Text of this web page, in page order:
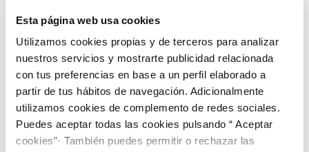
Esta página web usa cookies
Utilizamos cookies propias y de terceros para analizar
nuestros servicios y mostrarte publicidad relacionada
con tus preferencias en base a un perfil elaborado a
partir de tus hábitos de navegación. Adicionalmente
utilizamos cookies de complemento de redes sociales.
Puedes aceptar todas las cookies pulsando “ Aceptar
cookies”· También puedes permitir o rechazar las
21 MAR 2019
Jóvenes de San Javier aprenden a valorar el
agua con un divertido espectáculo